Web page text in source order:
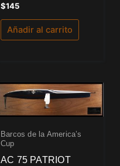
Valorado
con
0
de
$145
Añadir al carrito
Barcos de la America’s
Cup
AC 75 PATRIOT